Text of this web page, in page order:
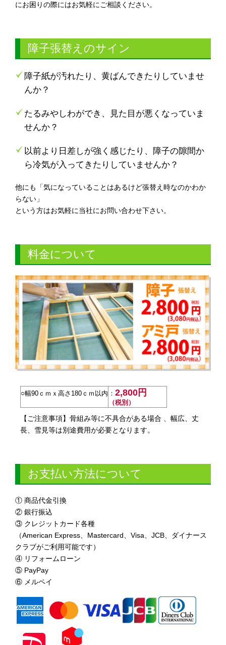
にお困りの際にはお気軽にご相談ください。
障子張替えのサイン
障子紙が汚れたり、黄ばんできたりしていませ
んか？
たるみやしわができ、見た目が悪くなっていま
せんか？
以前より日差しが強く感じたり、障子の隙間か
ら冷気が入ってきたりしていませんか？
他にも「気になっていることはあるけど張替え時なのかわか
らない」
という方はお気軽に当社にお問い合わせ下さい。
料金について
○幅90ｃｍｘ高さ180ｃｍ以内 ： 2,800円
（税別）
【ご注意事項】骨組み等に不具合がある場合 、幅広、丈
長、雪見等は別途費用が必要となります。
お支払い方法について
① 商品代金引換
② 銀行振込
③ クレジットカード各種
（American Express、Mastercard、Visa、JCB、ダイナース
クラブがご利用可能です）
④ リフォームローン
⑤ PayPay
⑥ メルペイ